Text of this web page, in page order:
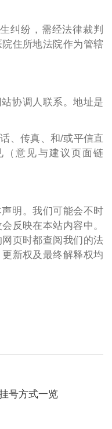
纠纷，需经法律裁判
住所地法院作为管辖
协调人联系。地址是
、传真、和/或平信直
意见与建议页面链
明。我们可能会不时
反映在本站内容中。
页时都查阅我们的法
新权及最终解释权均
号方式一览